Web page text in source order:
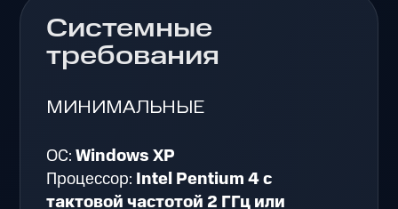
Системные
требования
МИНИМАЛЬНЫЕ
ОС:Windows XP
Процессор: Intel Pentium 4 с
тактовой частотой 2 ГГц или